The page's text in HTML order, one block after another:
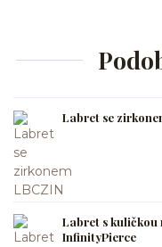
Labret se
Labret s kuličkou
InfinityPierce